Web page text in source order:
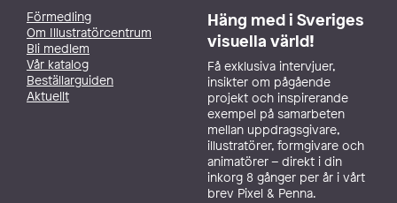
Förmedling
Om Illustratörcentrum
Bli medlem
Vår katalog
Beställarguiden
Aktuellt
Häng med i Sveriges
visuella värld!
Få exklusiva intervjuer,
insikter om pågående
projekt och inspirerande
exempel på samarbeten
mellan uppdragsgivare,
illustratörer, formgivare och
animatörer – direkt i din
inkorg 8 gånger per år i vårt
brev Pixel & Penna.